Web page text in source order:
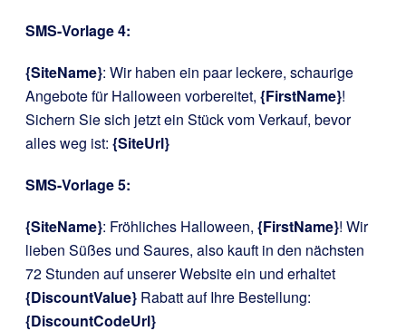
SMS-Vorlage 4:
{SiteName}: Wir haben ein paar leckere, schaurige
Angebote für Halloween vorbereitet, {FirstName}!
Sichern Sie sich jetzt ein Stück vom Verkauf, bevor
alles weg ist: {SiteUrl}
SMS-Vorlage 5:
{SiteName}: Fröhliches Halloween, {FirstName}! Wir
lieben Süßes und Saures, also kauft in den nächsten
72 Stunden auf unserer Website ein und erhaltet
{DiscountValue} Rabatt auf Ihre Bestellung:
{DiscountCodeUrl}